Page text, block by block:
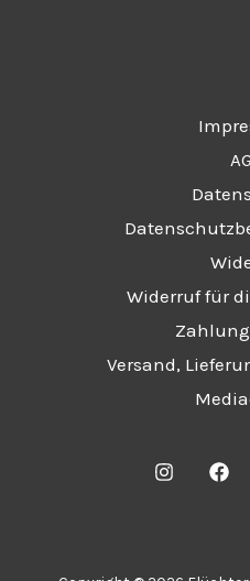
Widerruf für
Versand,